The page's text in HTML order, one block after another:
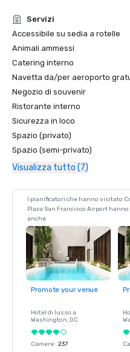
Servizi
Accessibile su sedia a rotelle
Animali ammessi
Catering interno
Navetta da/per aeroporto
Negozio di souvenir
Ristorante interno
Sicurezza in loco
Spazio (privato)
Spazio (semi-privato)
Visualizza tutto (7)
I pianificatori che hanno visitato
Plaza San Francisco Airport
anche
Promote your venue
Hotel di lusso a
Washington, DC
Camere: 237